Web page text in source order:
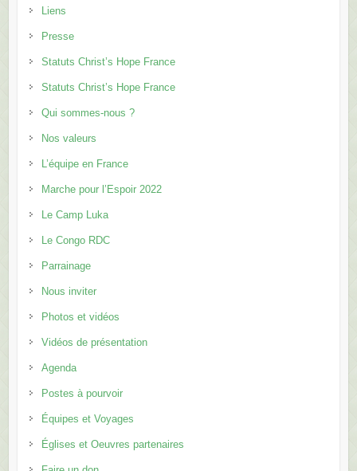
Liens
Presse
Statuts Christ’s Hope France
Statuts Christ’s Hope France
Qui sommes-nous ?
Nos valeurs
L’équipe en France
Marche pour l’Espoir 2022
Le Camp Luka
Le Congo RDC
Parrainage
Nous inviter
Photos et vidéos
Vidéos de présentation
Agenda
Postes à pourvoir
Équipes et Voyages
Églises et Oeuvres partenaires